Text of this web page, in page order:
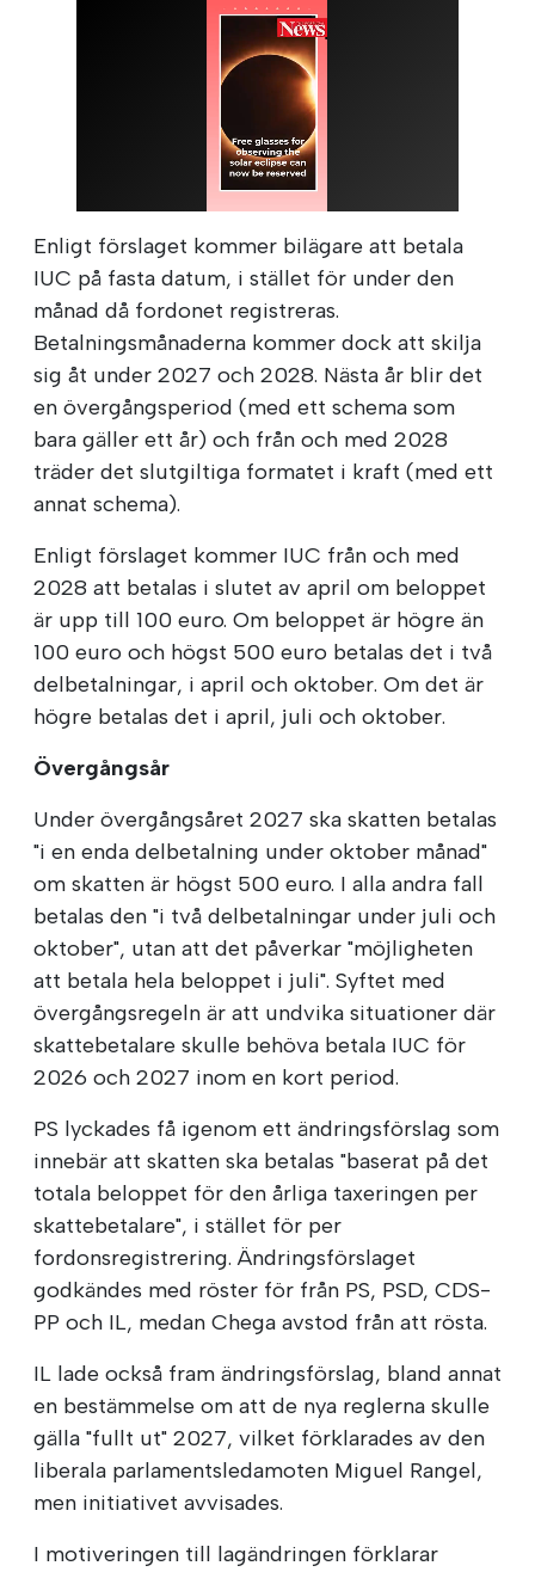
Enligt förslaget kommer bilägare att betala
IUC på fasta datum, i stället för under den
månad då fordonet registreras.
Betalningsmånaderna kommer dock att skilja
sig åt under 2027 och 2028. Nästa år blir det
en övergångsperiod (med ett schema som
bara gäller ett år) och från och med 2028
träder det slutgiltiga formatet i kraft (med ett
annat schema).
Enligt förslaget kommer IUC från och med
2028 att betalas i slutet av april om beloppet
är upp till 100 euro. Om beloppet är högre än
100 euro och högst 500 euro betalas det i två
delbetalningar, i april och oktober. Om det är
högre betalas det i april, juli och oktober.
Övergångsår
Under övergångsåret 2027 ska skatten betalas
"i en enda delbetalning under oktober månad"
om skatten är högst 500 euro. I alla andra fall
betalas den "i två delbetalningar under juli och
oktober", utan att det påverkar "möjligheten
att betala hela beloppet i juli". Syftet med
övergångsregeln är att undvika situationer där
skattebetalare skulle behöva betala IUC för
2026 och 2027 inom en kort period.
PS lyckades få igenom ett ändringsförslag som
innebär att skatten ska betalas "baserat på det
totala beloppet för den årliga taxeringen per
skattebetalare", i stället för per
fordonsregistrering. Ändringsförslaget
godkändes med röster för från PS, PSD, CDS-
PP och IL, medan Chega avstod från att rösta.
IL lade också fram ändringsförslag, bland annat
en bestämmelse om att de nya reglerna skulle
gälla "fullt ut" 2027, vilket förklarades av den
liberala parlamentsledamoten Miguel Rangel,
men initiativet avvisades.
I motiveringen till lagändringen förklarar